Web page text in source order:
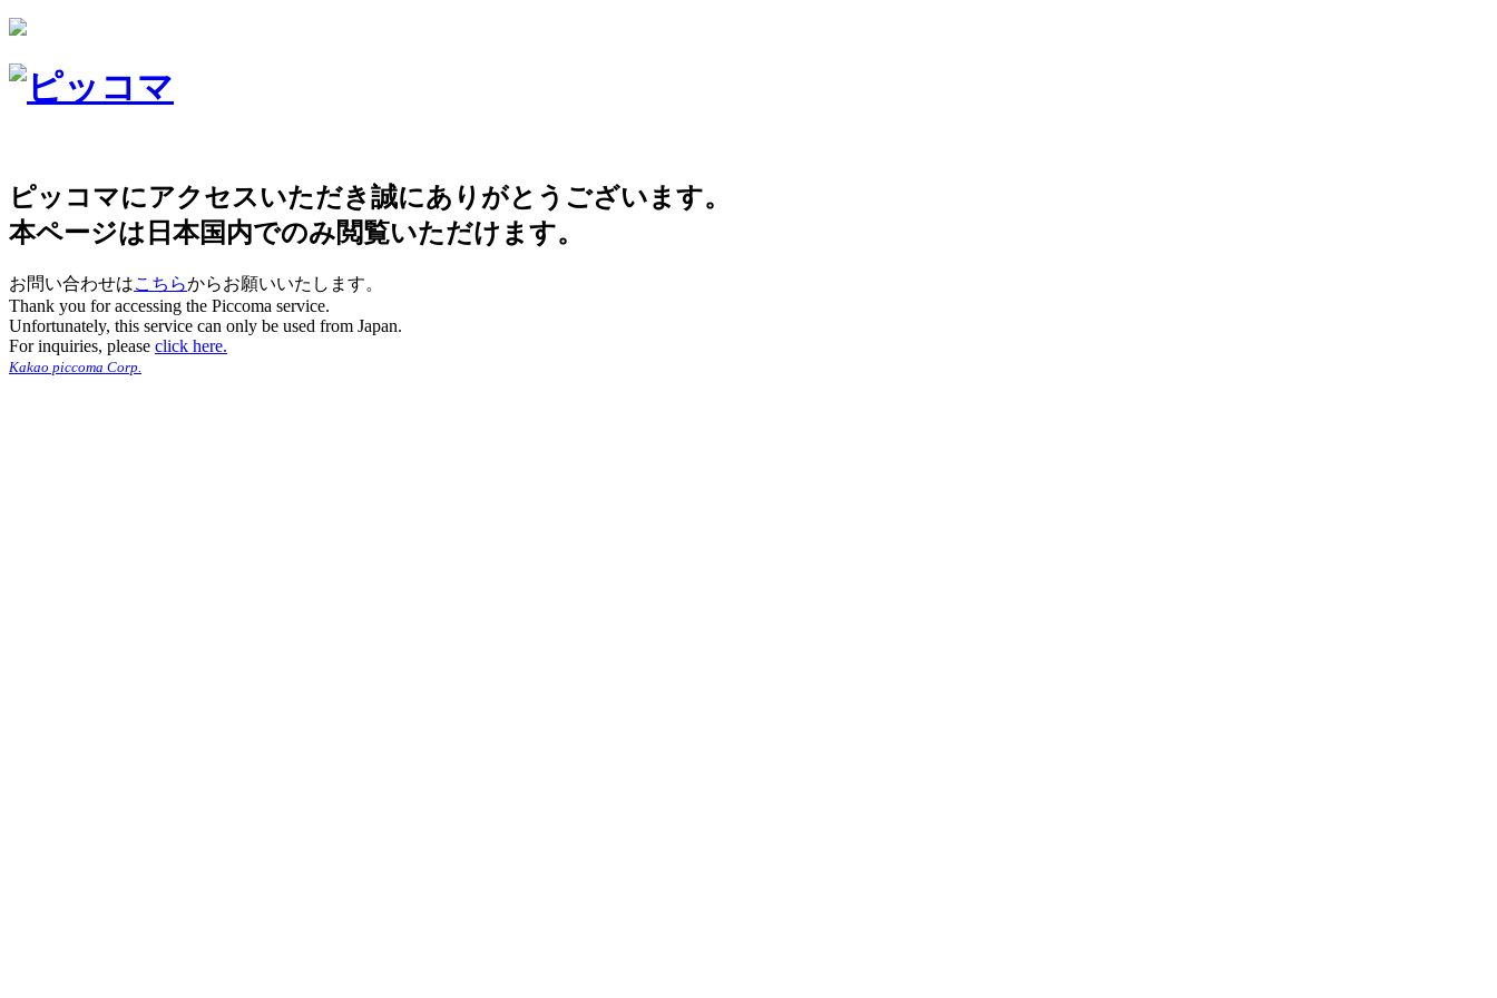
ピッコマにアクセスいただき誠にありがとうございます。
本ページは日本国内でのみ閲覧いただけます。
お問い合わせはこちらからお願いいたします。
Thank you for accessing the Piccoma service.
Unfortunately, this service can only be used from Japan.
For inquiries, please click here.
Kakao piccoma Corp.